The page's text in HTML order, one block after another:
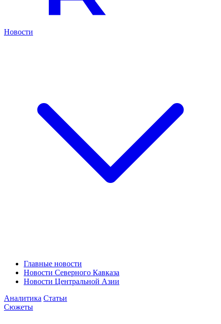
Новости
Главные новости
Новости Северного Кавказа
Новости Центральной Азии
Аналитика Статьи
Сюжеты